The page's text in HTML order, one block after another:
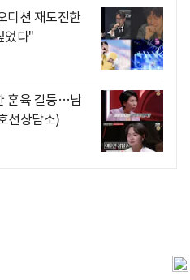
디션 재도전한
었다"
훈육 갈등…남
선상담소)